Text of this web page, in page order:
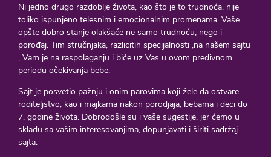
Ni jedno drugo razdoblje života, kao što je to trudnoća, nije
toliko ispunjeno telesnim i emocionalnim promenama. Vaše
opšte dobro stanje olakšaće ne samo trudnoću, nego i
porođaj. Tim stručnjaka, razlicitih specijalnosti ,na našem sajtu
, Vam je na raspolaganju i biće uz Vas u ovom predivnom
periodu očekivanja bebe.
Sajt je posvetio pažnju i onim parovima koji žele da ostvare
roditeljstvo, kao i majkama nakon porodjaja, bebama i deci do
7. godine života. Dobrodošle su i vaše sugestije, jer ćemo u
skladu sa vašim interesovanjima, dopunjavati i širiti sadržaj
sajta.